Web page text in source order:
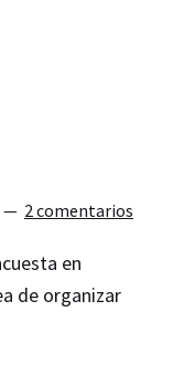
2 comentarios
en
de organizar